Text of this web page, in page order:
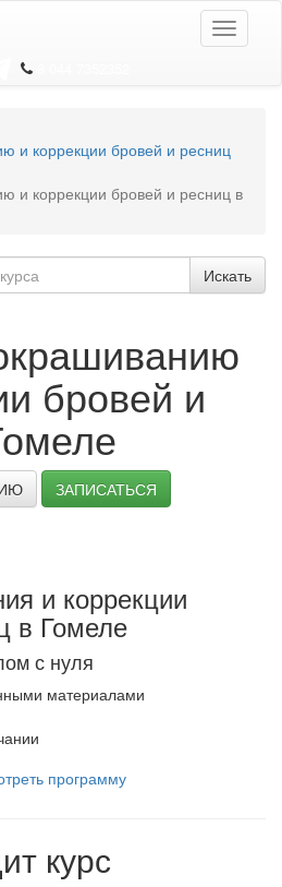
Toggle
и коррекции бровей и ресниц
и коррекции бровей и ресниц в
Искать
бровей и
ЗАПИСАТЬСЯ
и коррекции
в Гомеле
с нуля
материалами
программу
курс